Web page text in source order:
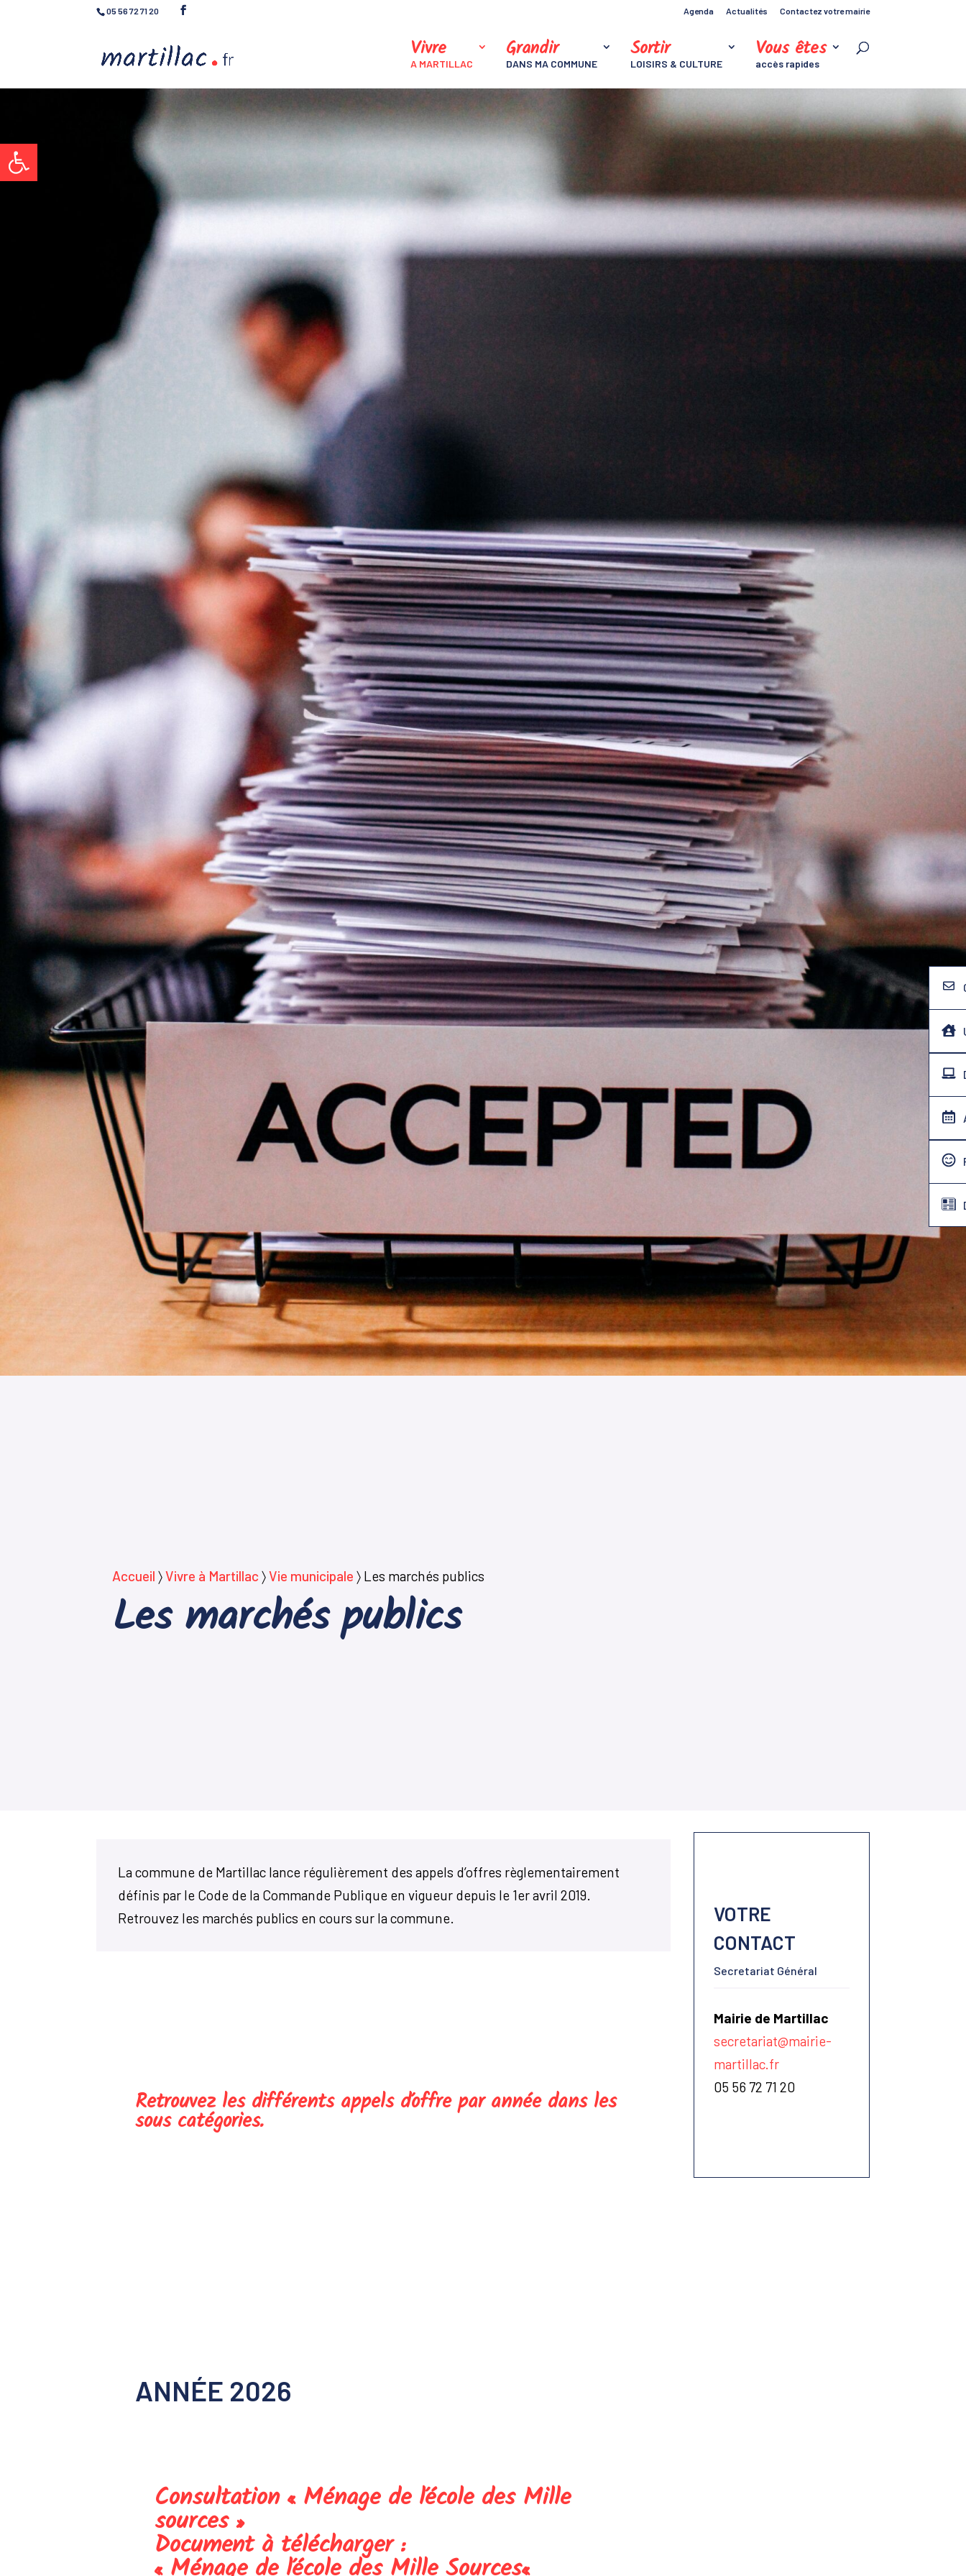
Ouvrir la barre d’outils
05 56 72 71 20 Agenda Actualités Contactez votre mairie
Vivre
A MARTILLAC
Grandir
DANS MA COMMUNE
Sortir
LOISIRS & CULTURE
Vous êtes
accès rapides
Accueil 〉Vivre à Martillac 〉Vie municipale 〉 Les marchés publics
Les marchés publics
La commune de Martillac lance régulièrement des appels d’offres règlementairement
définis par le Code de la Commande Publique en vigueur depuis le 1er avril 2019.
Retrouvez les marchés publics en cours sur la commune.
Retrouvez les différents appels d’offre par année dans les
sous catégories.
ANNÉE 2026
Consultation « Ménage de l’école des Mille
sources »
Document à télécharger :
VOTRE
CONTACT
Secretariat Général
Mairie de Martillac
secretariat@mairie-
martillac.fr
05 56 72 71 20